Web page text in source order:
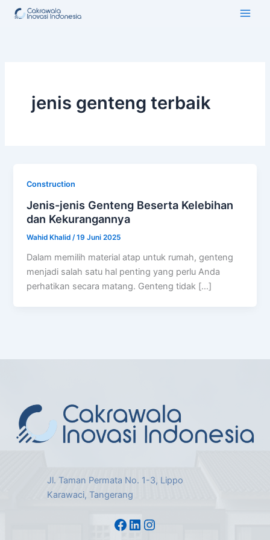
Lewati
jenis genteng terbaik
Construction
Jenis-jenis Genteng Beserta Kelebihan
dan Kekurangannya
Wahid Khalid/19 Juni 2025
Dalam memilih material atap untuk rumah, genteng
menjadi salah satu hal penting yang perlu Anda
perhatikan secara matang. Genteng tidak […]
Jl. Taman Permata No. 1-3, Lippo
Karawaci, Tangerang